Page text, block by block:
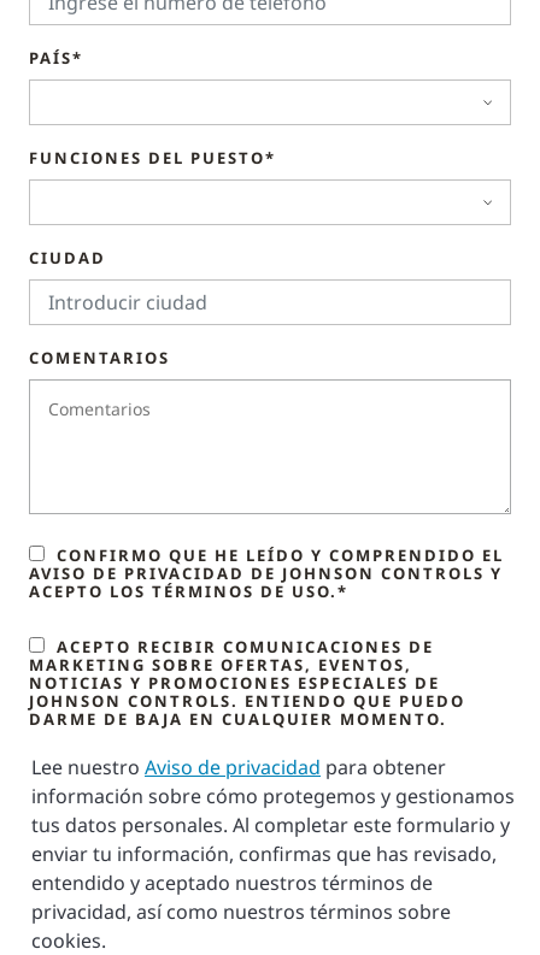
PAÍS*
FUNCIONES DEL PUESTO*
CIUDAD
COMENTARIOS
CONFIRMO QUE HE LEÍDO Y COMPRENDIDO EL
AVISO DE PRIVACIDAD DE JOHNSON CONTROLS Y
ACEPTO LOS TÉRMINOS DE USO.*
ACEPTO RECIBIR COMUNICACIONES DE
MARKETING SOBRE OFERTAS, EVENTOS,
NOTICIAS Y PROMOCIONES ESPECIALES DE
JOHNSON CONTROLS. ENTIENDO QUE PUEDO
DARME DE BAJA EN CUALQUIER MOMENTO.
Lee nuestro Aviso de privacidad para obtener
información sobre cómo protegemos y gestionamos
tus datos personales. Al completar este formulario y
enviar tu información, confirmas que has revisado,
entendido y aceptado nuestros términos de
privacidad, así como nuestros términos sobre
cookies.